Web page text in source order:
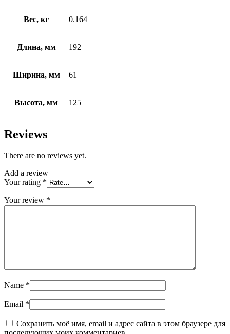
Вес, кг 0.164
Длина, мм 192
Ширина, мм 61
Высота, мм 125
Reviews
There are no reviews yet.
Add a review
Your rating *
Your review *
Name *
Email *
Сохранить моё имя, email и адрес сайта в этом браузере для